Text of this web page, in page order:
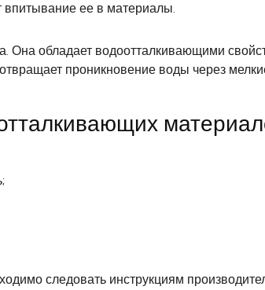
впитывание ее в материалы.
Она обладает водоотталкивающими
проникновение воды через
следовать инструкциям